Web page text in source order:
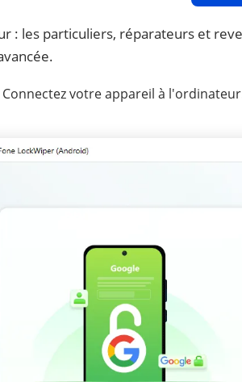
: les particuliers, réparateurs et
Connectez votre appareil à